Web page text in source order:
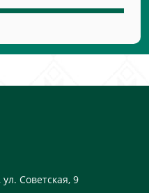
Советская, 9